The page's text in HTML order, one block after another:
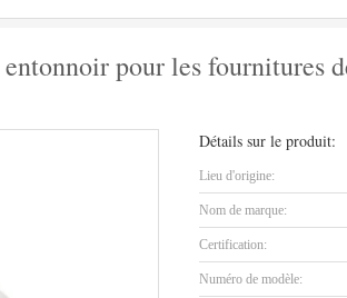
pour les fournitures
Détails sur le produit:
Lieu d'origine:
Nom de marque:
Certification:
Numéro de modèle: